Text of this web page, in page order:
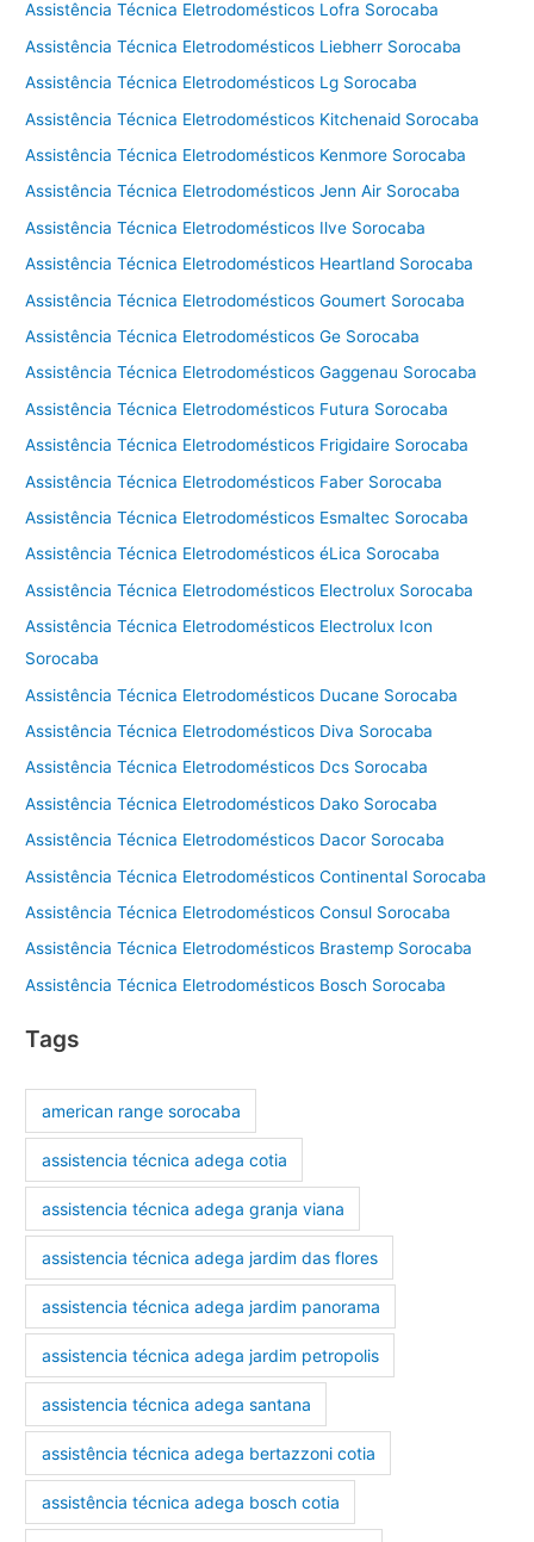
Assistência Técnica Eletrodomésticos Lofra Sorocaba
Assistência Técnica Eletrodomésticos Liebherr Sorocaba
Assistência Técnica Eletrodomésticos Lg Sorocaba
Assistência Técnica Eletrodomésticos Kitchenaid Sorocaba
Assistência Técnica Eletrodomésticos Kenmore Sorocaba
Assistência Técnica Eletrodomésticos Jenn Air Sorocaba
Assistência Técnica Eletrodomésticos Ilve Sorocaba
Assistência Técnica Eletrodomésticos Heartland Sorocaba
Assistência Técnica Eletrodomésticos Goumert Sorocaba
Assistência Técnica Eletrodomésticos Ge Sorocaba
Assistência Técnica Eletrodomésticos Gaggenau Sorocaba
Assistência Técnica Eletrodomésticos Futura Sorocaba
Assistência Técnica Eletrodomésticos Frigidaire Sorocaba
Assistência Técnica Eletrodomésticos Faber Sorocaba
Assistência Técnica Eletrodomésticos Esmaltec Sorocaba
Assistência Técnica Eletrodomésticos éLica Sorocaba
Assistência Técnica Eletrodomésticos Electrolux Sorocaba
Assistência Técnica Eletrodomésticos Electrolux Icon
Sorocaba
Assistência Técnica Eletrodomésticos Ducane Sorocaba
Assistência Técnica Eletrodomésticos Diva Sorocaba
Assistência Técnica Eletrodomésticos Dcs Sorocaba
Assistência Técnica Eletrodomésticos Dako Sorocaba
Assistência Técnica Eletrodomésticos Dacor Sorocaba
Assistência Técnica Eletrodomésticos Continental Sorocaba
Assistência Técnica Eletrodomésticos Consul Sorocaba
Assistência Técnica Eletrodomésticos Brastemp Sorocaba
Assistência Técnica Eletrodomésticos Bosch Sorocaba
Tags
american range sorocaba
assistencia técnica adega cotia
assistencia técnica adega granja viana
assistencia técnica adega jardim das flores
assistencia técnica adega jardim panorama
assistencia técnica adega jardim petropolis
assistencia técnica adega santana
assistência técnica adega bertazzoni cotia
assistência técnica adega bosch cotia